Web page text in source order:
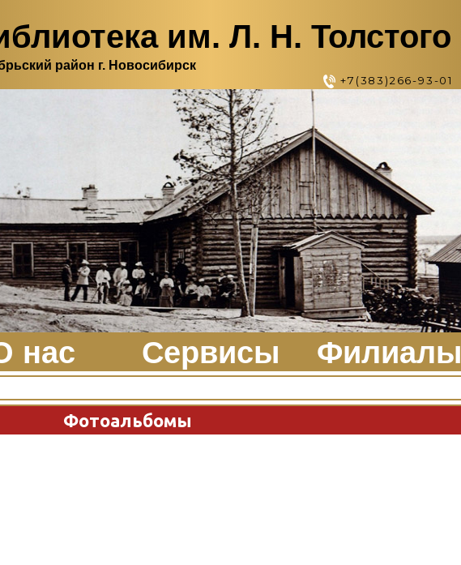
им. Л. Н. Толстого
район г. Новосибирск
+7(383)266-93-01
нас Сервисы Филиалы
Фотоальбомы